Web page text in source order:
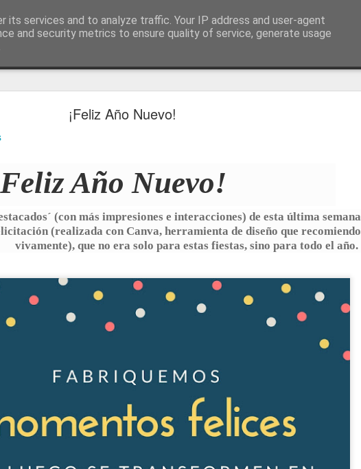
¡Feliz Año Nuevo!
Año Nuevo!
(con más impresiones e interacciones) de esta última semana
(realizada con Canva, herramienta de diseño que recomiendo
vivamente), que no era solo para estas fiestas, sino para todo el año.
services and to analyze traffic. Your IP address and user-agent
and security metrics to ensure quality of service, generate usage
conceptos y reflexiones sobre la sociedad de la información
artículos de 2022 en lainformación.com
te han traído Titanio para este año